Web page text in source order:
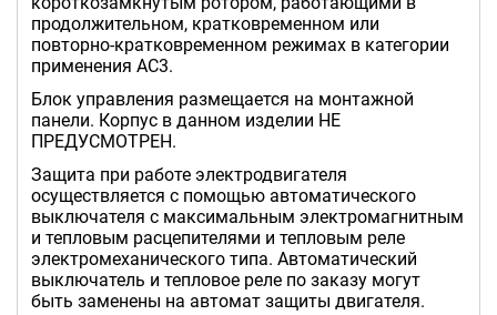
продолжительном, кратковременном или
повторно-кратковременном режимах в категории
применения АС3.
Блок управления размещается на монтажной
панели. Корпус в данном изделии НЕ
ПРЕДУСМОТРЕН.
Защита при работе электродвигателя
осуществляется с помощью автоматического
выключателя с максимальным электромагнитным
и тепловым расцепителями и тепловым реле
электромеханического типа. Автоматический
выключатель и тепловое реле по заказу могут
быть заменены на автомат защиты двигателя.